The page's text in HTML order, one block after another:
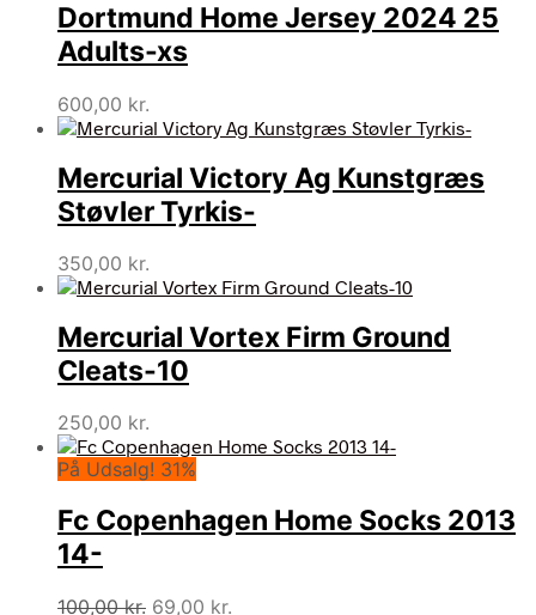
Dortmund Home Jersey 2024 25
Adults-xs
600,00 kr.
Mercurial Victory Ag Kunstgræs
Støvler Tyrkis-
350,00 kr.
Mercurial Vortex Firm Ground
Cleats-10
250,00 kr.
På Udsalg! 31%
Fc Copenhagen Home Socks 2013
14-
100,00kr. Den
69,00 kr.